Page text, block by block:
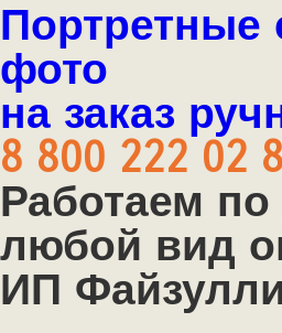
Портретные
фото
на заказ
8 800 222 02
Работаем по
любой вид
ИП